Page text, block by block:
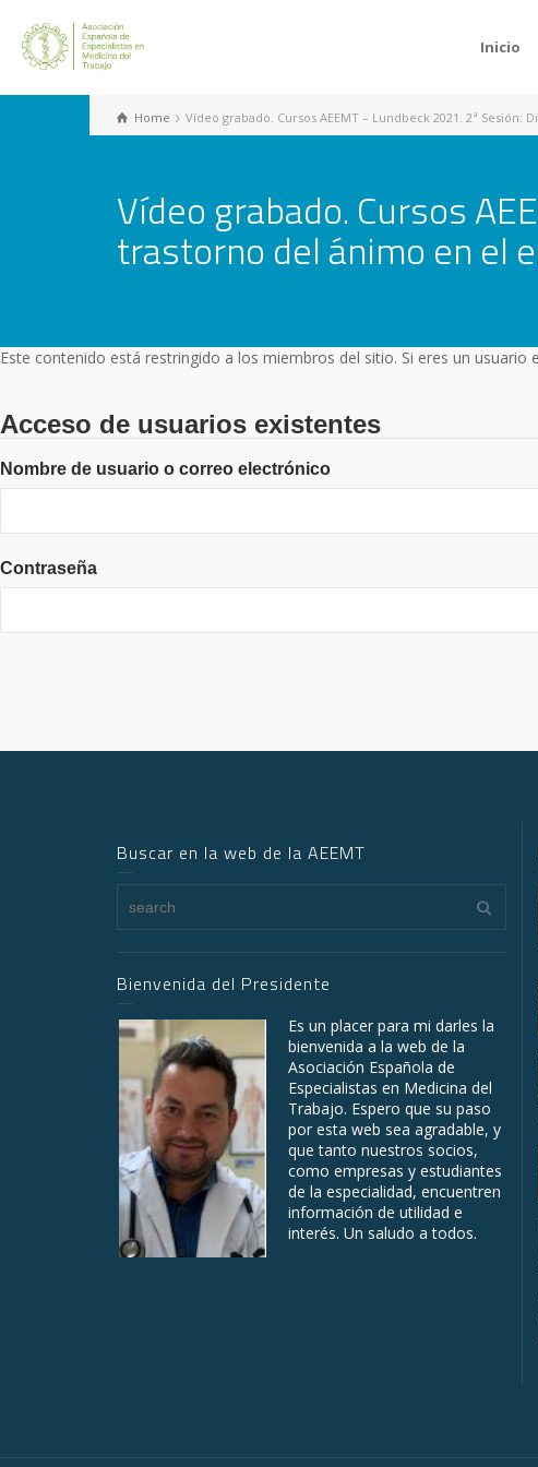
Inicio
Home Vídeo grabado. Cursos AEEMT – Lundbeck 2021. 2ª
Vídeo grabado. Cursos
trastorno del ánimo en el
Este contenido está restringido a los miembros del sitio. Si eres un
Acceso de usuarios existentes
Nombre de usuario o correo electrónico
Contraseña
Buscar en la web de la AEEMT
Bienvenida del Presidente
Es un placer para mi darles la
bienvenida a la web de la
Asociación Española de
Especialistas en Medicina del
Trabajo. Espero que su paso
por esta web sea agradable, y
que tanto nuestros socios,
como empresas y estudiantes
de la especialidad, encuentren
información de utilidad e
interés. Un saludo a todos.